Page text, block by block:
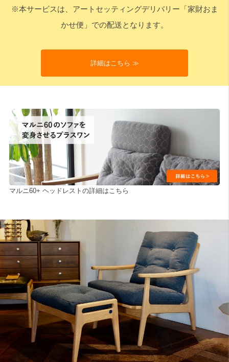
※本サービスは、アートセッティングデリバリー「家財おま
かせ便」での配送となります。
詳細はこちら ≫
マルニ60+ ヘッドレストの詳細はこちら